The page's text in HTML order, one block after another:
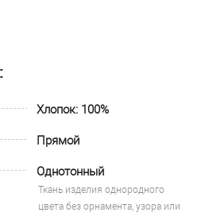
Хлопок: 100%
Прямой
Однотонный
Ткань изделия однородного
цвета без орнамента, узора или